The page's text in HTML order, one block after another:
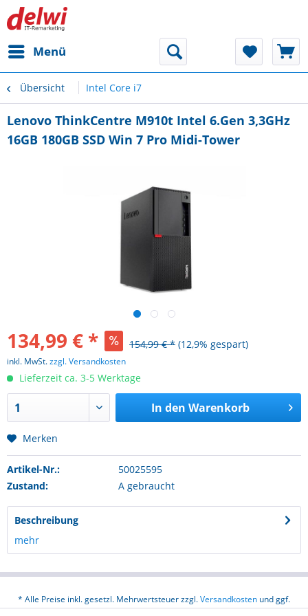
Menü
Übersicht Intel Core i7
Lenovo ThinkCentre M910t Intel 6.Gen 3,3GHz
16GB 180GB SSD Win 7 Pro Midi-Tower
134,99 € * 154,99 € * (12,9% gespart)
inkl. MwSt.zzgl. Versandkosten
Lieferzeit ca. 3-5 Werktage
In den Warenkorb
Merken
Artikel-Nr.:
50025595
Zustand:
A gebraucht
Beschreibung
mehr
* Alle Preise inkl. gesetzl. Mehrwertsteuer zzgl.Versandkosten und ggf.